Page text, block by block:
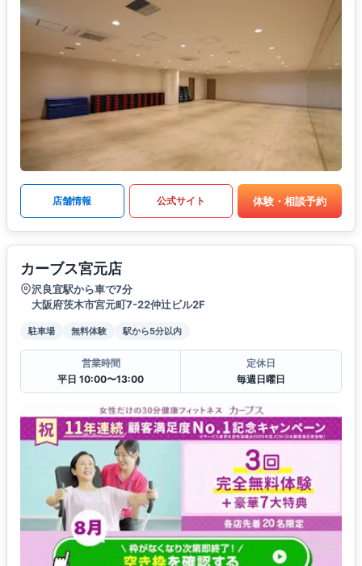
店舗情報 公式サイト 体験・相談予約
カーブス宮元店
沢良宜駅から車で7分
大阪府茨木市宮元町7-22仲辻ビル2F
駐車場 無料体験 駅から5分以内
営業時間
平日 10:00〜13:00
定休日
毎週日曜日